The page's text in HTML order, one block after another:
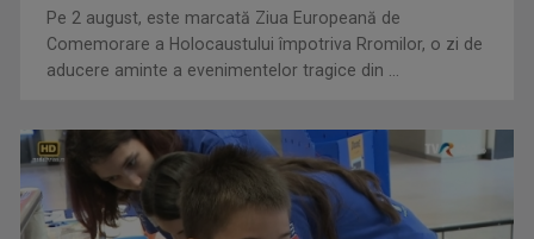
Dezbatere pe teme economice
DAN TROFIN
Din 1993, la TVR Iaşi lucrează ca ...
Pe 2 august, este marcată Ziua Europeană de
Comemorare a Holocaustului împotriva Rromilor, o zi de
aducere aminte a evenimentelor tragice din ...